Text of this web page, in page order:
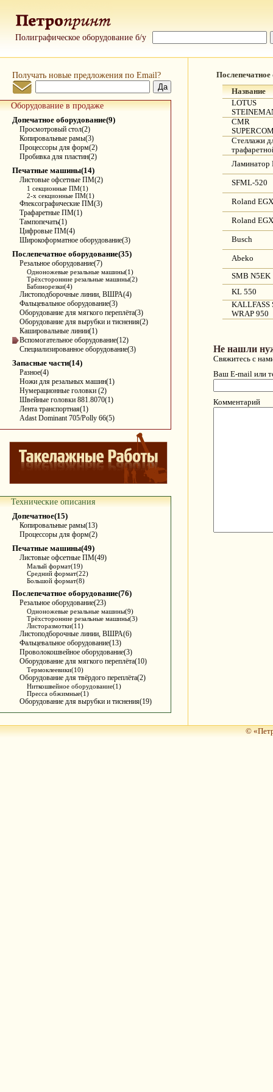
Полиграфическое оборудование б/у
Получать новые предложения по Email?
Оборудование в продаже
Допечатное оборудование(9)
Просмотровый стол(2)
Копировальные рамы(3)
Процессоры для форм(2)
Пробивка для пластин(2)
Печатные машины(14)
Листовые офсетные ПМ(2)
1 секционные ПМ(1)
2-х секционные ПМ(1)
Флексографические ПМ(3)
Трафаретные ПМ(1)
Тампопечать(1)
Цифровые ПМ(4)
Широкоформатное оборудование(3)
Послепечатное оборудование(35)
Резальное оборудование(7)
Одноножевые резальные машины(1)
Трёхсторонние резальные машины(2)
Бабинорезки(4)
Листоподборочные линии, ВШРА(4)
Фальцевальное оборудование(3)
Оборудование для мягкого переплёта(3)
Оборудование для вырубки и тиснения(2)
Кашировальные линии(1)
Вспомогательное оборудование(12)
Специализированное оборудование(3)
Запасные части(14)
Разное(4)
Ножи для резальных машин(1)
Нумерационные головки (2)
Швейные головки 881.8070(1)
Лента транспортная(1)
Adast Dominant 705/Polly 66(5)
Технические описания
Допечатное(15)
Копировальные рамы(13)
Процессоры для форм(2)
Печатные машины(49)
Листовые офсетные ПМ(49)
Малый формат(19)
Средний формат(22)
Большой формат(8)
Послепечатное оборудование(76)
Резальное оборудование(23)
Одноножевые резальные машины(9)
Трёхсторонние резальные машины(3)
Листоразмотки(11)
Листоподборочные линии, ВШРА(6)
Фальцевальное оборудование(13)
Проволокошвейное оборудование(3)
Оборудование для мягкого переплёта(10)
Термоклеевики(10)
Оборудование для твёрдого переплёта(2)
Ниткошвейное оборудование(1)
Пресса обжимные(1)
Оборудование для вырубки и тиснения(19)
Послепечатное
Название
LOTUS
CMR
Стеллажи
Ламинатор
SFML-520
Roland
Roland
Busch
Abeko
SMB N5EK
KL 550
KALLFASS
WRAP 950
Не нашли
Свяжитесь с
Ваш E-mail или
Комментарий
©